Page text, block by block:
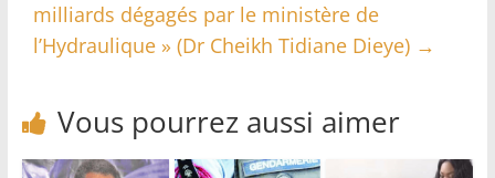
milliards dégagés par le ministère de
l’Hydraulique » (Dr Cheikh Tidiane Dieye) →
Vous pourrez aussi aimer